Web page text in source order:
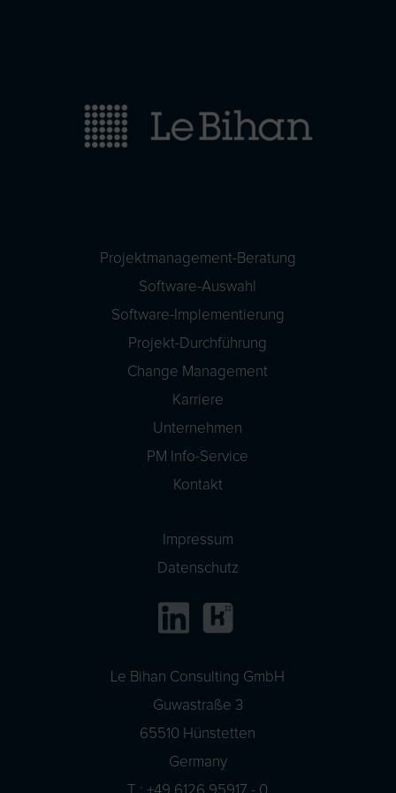
Le Bihan Consulting GmbH
Guwastraße 3
65510 Hünstetten
Germany
Projektmanagement-Beratung
Software-Auswahl
Software-Implementierung
Projekt-Durchführung
Change Management
Karriere
Unternehmen
PM Info-Service
Kontakt
Impressum
Datenschutz